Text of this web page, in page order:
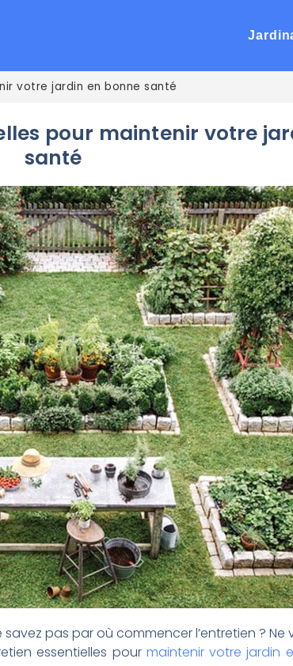
votre jardin en bonne santé
pour maintenir votre
santé
pas par où commencer l’entretien ? Ne
essentielles pour maintenir votre jardin